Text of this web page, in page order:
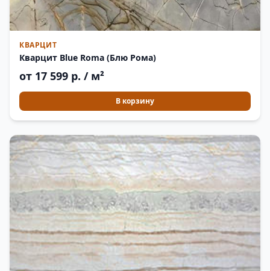
КВАРЦИТ
Кварцит Blue Roma (Блю Рома)
от 17 599 р. / м²
В корзину